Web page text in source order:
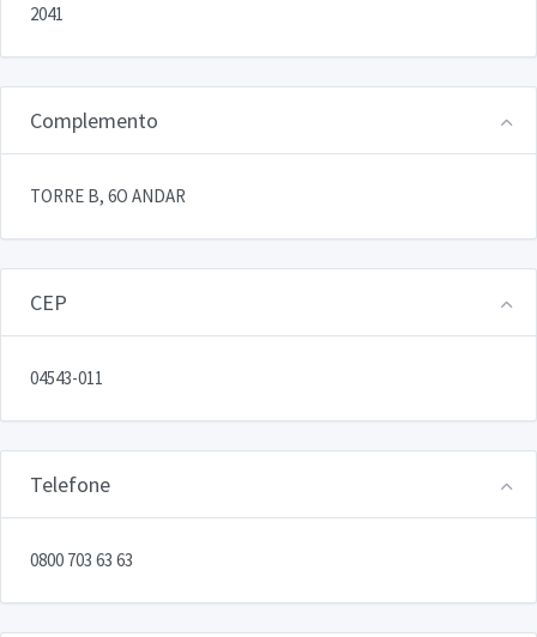
2041
Complemento
TORRE B, 6O ANDAR
CEP
04543-011
Telefone
0800 703 63 63